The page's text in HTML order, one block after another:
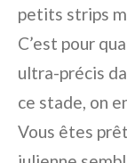
petits strips
C’est pour
ultra-précis
ce stade, on
Vous êtes